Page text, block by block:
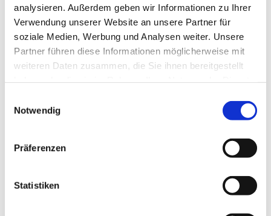
analysieren. Außerdem geben wir Informationen zu Ihrer
Verwendung unserer Website an unsere Partner für
soziale Medien, Werbung und Analysen weiter. Unsere
Partner führen diese Informationen möglicherweise mit
weiteren Daten zusammen, die Sie ihnen bereitgestellt
Notwendig
Präferenzen
Statistiken
Nutzen Sie die Beschreibung, um einen Text zu
Ihrer Veranstaltung zu verfassen. Diese wird
zusammen mit der Veranstaltung auf Ihrer
Internetseite angezeigt.